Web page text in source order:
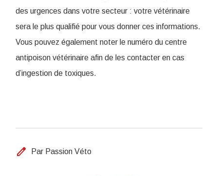
des urgences dans votre secteur : votre vétérinaire
sera le plus qualifié pour vous donner ces informations.
Vous pouvez également noter le numéro du centre
antipoison vétérinaire afin de les contacter en cas
d’ingestion de toxiques.
edit Par Passion Véto